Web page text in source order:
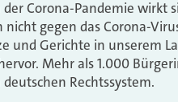
Corona-Pandemie wirkt
nicht gegen das Corona-
und Gerichte in unserem
Mehr als 1.000
Rechtssystem.